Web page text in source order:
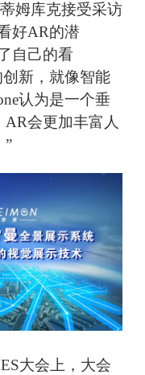
姆库克接受采访
好AR的潜
自己的看
新，就像智能
认为是一个垂
会更加丰富人
”
大会上，大会